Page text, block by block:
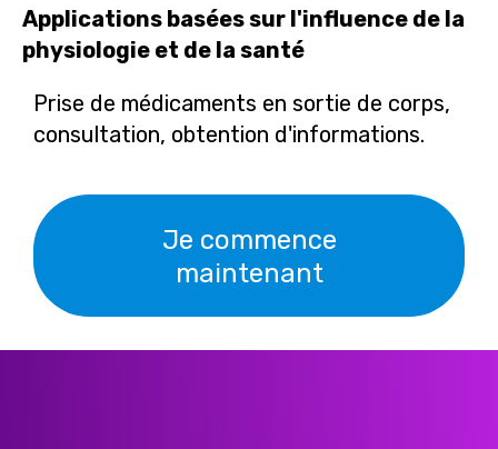
Applications basées sur l'influence de la
physiologie et de la santé
Prise de médicaments en sortie de corps,
consultation, obtention d'informations.
Je commence
maintenant